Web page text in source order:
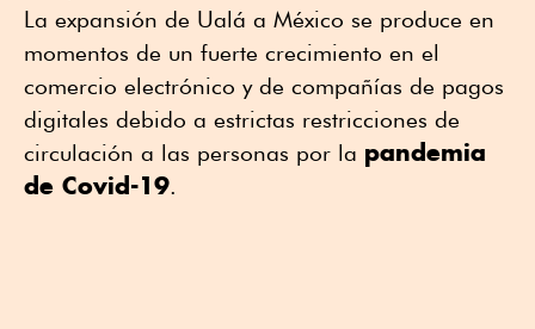
La expansión de Ualá a México se produce en
momentos de un fuerte crecimiento en el
comercio electrónico y de compañías de pagos
digitales debido a estrictas restricciones de
circulación a las personas por la pandemia
de Covid-19.